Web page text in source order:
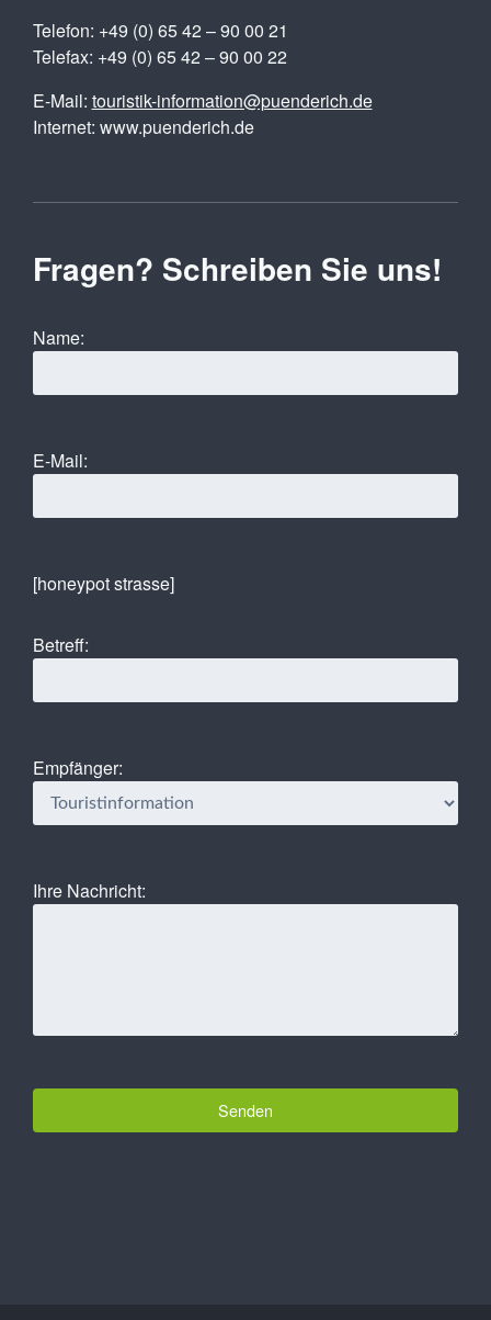
Telefon: +49 (0) 65 42 – 90 00 21
Telefax: +49 (0) 65 42 – 90 00 22
E-Mail: touristik-information@puenderich.de
Internet: www.puenderich.de
Fragen? Schreiben Sie uns!
Name:
E-Mail:
[honeypot strasse]
Betreff:
Empfänger:
Ihre Nachricht: